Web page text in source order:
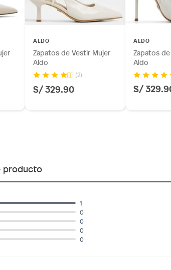
ALDO
Zapatos de Vestir Mujer
Aldo
(2)
S/ 329.90
ALDO
Zapatos
Aldo
S/
producto
0
0
0
0
1